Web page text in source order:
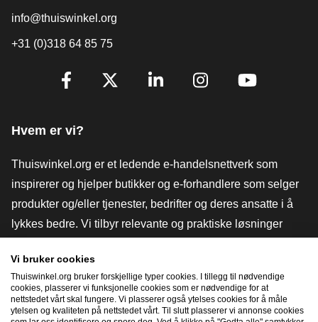
info@thuiswinkel.org
+31 (0)318 64 85 75
[_General:SocialMediaTitle]
Hvem er vi?
Thuiswinkel.org er et ledende e-handelsnettverk som
inspirerer og hjelper butikker og e-forhandlere som selger
produkter og/eller tjenester, bedrifter og deres ansatte i å
lykkes bedre. Vi tilbyr relevante og praktiske løsninger
verktøy og råd, advokatvirksomhet, markedsundersøkelser,
og har vår egen utdanningsplattform, Thuiswinkel e-
Academy.
Vi bruker cookies
Thuiswinkel.org bruker forskjellige typer cookies. I tillegg til nødvendige
cookies, plasserer vi funksjonelle cookies som er nødvendige for at
nettstedet vårt skal fungere. Vi plasserer også ytelses cookies for å måle
ytelsen og kvaliteten på nettstedet vårt. Til slutt plasserer vi annonse cookies